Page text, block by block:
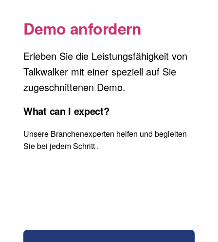
Demo anfordern
Erleben Sie die Leistungsfähigkeit von
Talkwalker mit einer speziell auf Sie
zugeschnittenen Demo.
What can I expect?
Unsere Branchenexperten helfen und begleiten
Sie bei jedem Schritt .